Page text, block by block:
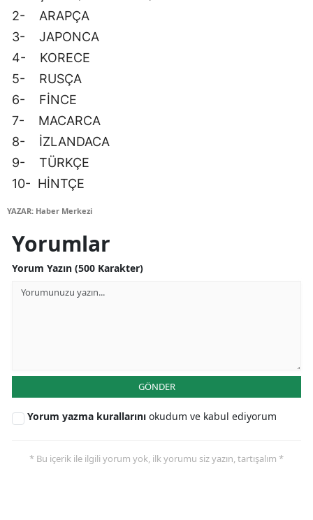
Kırıkkale
Bartın
2- ARAPÇA
3- JAPONCA
4- KORECE
5- RUSÇA
6- FİNCE
7- MACARCA
8- İZLANDACA
9- TÜRKÇE
10- HİNTÇE
YAZAR: Haber Merkezi
Yorumlar
Yorum Yazın (500 Karakter)
GÖNDER
Yorum yazma kurallarını okudum ve kabul ediyorum
* Bu içerik ile ilgili yorum yok, ilk yorumu siz yazın, tartışalım *